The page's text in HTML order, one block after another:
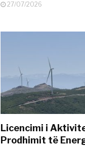
27/07/2026
Licencimi i
Prodhimit të